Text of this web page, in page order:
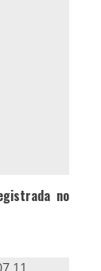
no